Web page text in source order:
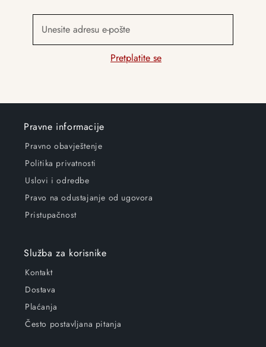
Unesite adresu e-pošte
Pretplatite se
Pravne informacije
Pravno obavještenje
Politika privatnosti
Uslovi i odredbe
Pravo na odustajanje od ugovora
Pristupačnost
Služba za korisnike
Kontakt
Dostava
Plaćanja
Često postavljana pitanja